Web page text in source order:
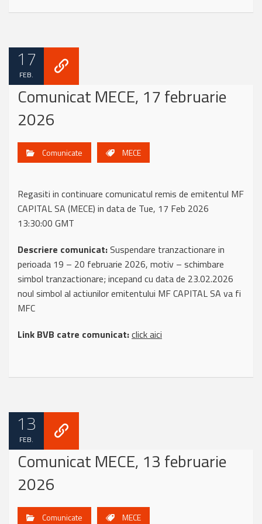
17
FEB.
Comunicat MECE, 17 februarie
2026
Comunicate MECE
Regasiti in continuare comunicatul remis de emitentul MF
CAPITAL SA (MECE) in data de Tue, 17 Feb 2026
13:30:00 GMT
Descriere comunicat:Suspendare tranzactionare in
perioada 19 – 20 februarie 2026, motiv – schimbare
simbol tranzactionare; incepand cu data de 23.02.2026
noul simbol al actiunilor emitentului MF CAPITAL SA va fi
MFC
Link BVB catre comunicat:click aici
13
FEB.
Comunicat MECE, 13 februarie
2026
Comunicate MECE